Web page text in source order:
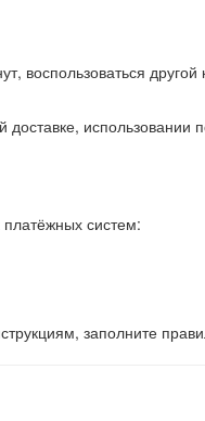
воспользоваться другой
использовании
систем:
заполните